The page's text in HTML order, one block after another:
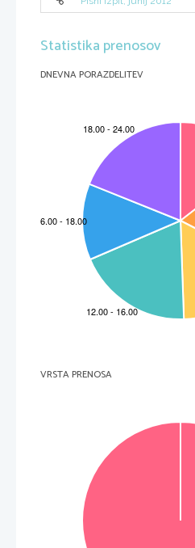
Statistika prenosov
DNEVNA PORAZDELITEV
VRSTA PRENOSA